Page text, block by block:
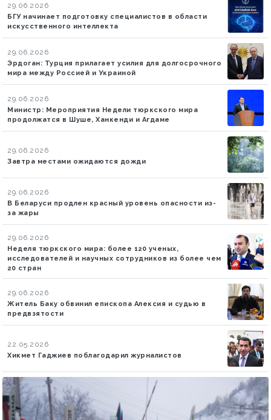
29.06.2026
БГУ начинает подготовку специалистов в области
искусственного интеллекта
29.06.2026
Эрдоган: Турция прилагает усилия для долгосрочного
мира между Россией и Украиной
29.06.2026
Министр: Мероприятия Недели тюркского мира
продолжатся в Шуше, Ханкенди и Агдаме
29.06.2026
Завтра местами ожидаются дожди
29.06.2026
В Беларуси продлен красный уровень опасности из-
за жары
29.06.2026
Неделя тюркского мира: более 120 ученых,
исследователей и научных сотрудников из более чем
20 стран
29.06.2026
Житель Баку обвинил епископа Алексия и судью в
предвзятости
22.05.2026
Хикмет Гаджиев поблагодарил журналистов